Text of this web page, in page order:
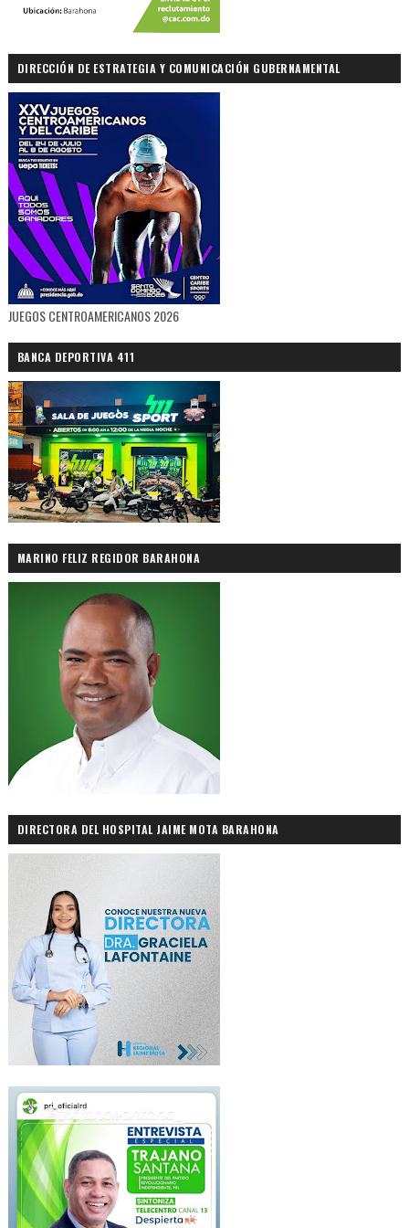
DIRECCIÓN DE ESTRATEGIA Y COMUNICACIÓN GUBERNAMENTAL
JUEGOS CENTROAMERICANOS 2026
BANCA DEPORTIVA 411
MARINO FELIZ REGIDOR BARAHONA
DIRECTORA DEL HOSPITAL JAIME MOTA BARAHONA